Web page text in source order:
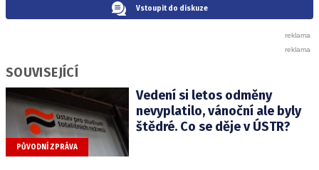
Vstoupit do diskuze
SOUVISEJÍCÍ
PŮVODNÍ ZPRÁVA
Vedení si letos odměny
nevyplatilo, vánoční ale byly
štědré. Co se děje v ÚSTR?